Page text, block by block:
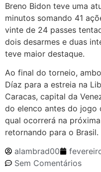
Breno Bidon teve uma
minutos somando 41
vinte de 24 passes
dois desarmes e duas
teve maior destaque.
Ao final do torneio,
Díaz para a estreia na
Caracas, capital da
do elenco antes do jogo
qual ocorrerá na
retornando para o Brasil.
alambrad00
Sem Comentários